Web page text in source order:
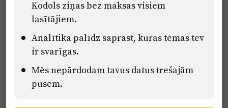
Eiropas Savienības Atveseļošanas un noturības mehānisma plāna
2.2. reformu un investīciju virziena “Uzņēmumu digitālā
transformācija un inovācijas” 2.2.1.5.i. investīcijas “Mediju nozares
uzņēmumu digitālās transformācijas veicināšana” pasākuma
“Mācības mediju nozares speciālistu digitālās kompetences un
zināšanu pilnveidošanai” projektā Latvijas Mediju nozares
kompetenču centrs (2.2.1.5.i.0/2/24/A/CFLA/001).
Kodols ziņas bez maksas visiem
lasītājiem.
Analītika palīdz saprast, kuras tēmas tev
ir svarīgas.
Mēs nepārdodam tavus datus trešajām
pusēm.